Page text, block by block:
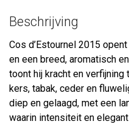
Beschrijving
Cos d’Estournel 2015
en een breed, aromatisch
toont hij kracht en
kers, tabak, ceder en
diep en gelaagd, met een
waarin intensiteit en